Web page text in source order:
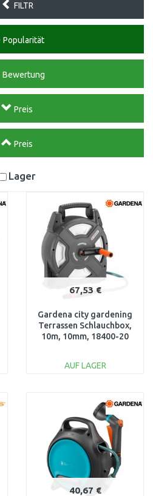
FILTR
Popularität
Bewertung
Preis
Preis
Lager
67,53 €
Gardena city gardening
Terrassen Schlauchbox,
10m, 10mm, 18400-20
AUF LAGER
Vergleichen
40,67 €